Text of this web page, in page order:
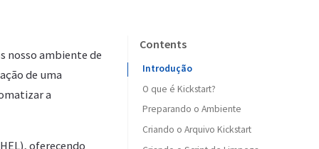
nosso ambiente de
de uma
a
oferecendo
Contents
Introdução
O que é Kickstart?
Vantagens do Kickstart
Preparando o Ambiente
Criando o Arquivo Kickstart